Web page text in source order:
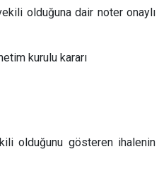
olduğuna dair noter onaylı
kurulu kararı
olduğunu gösteren ihalenin